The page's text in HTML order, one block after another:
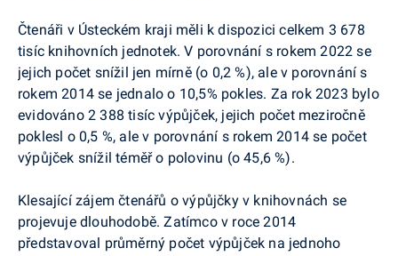
Čtenáři v Ústeckém kraji měli k dispozici celkem 3 678
tisíc knihovních jednotek. V porovnání s rokem 2022 se
jejich počet snížil jen mírně (o 0,2 %), ale v porovnání s
rokem 2014 se jednalo o 10,5% pokles. Za rok 2023 bylo
evidováno 2 388 tisíc výpůjček, jejich počet meziročně
poklesl o 0,5 %, ale v porovnání s rokem 2014 se počet
výpůjček snížil téměř o polovinu (o 45,6 %).
Klesající zájem čtenářů o výpůjčky v knihovnách se
projevuje dlouhodobě. Zatímco v roce 2014
představoval průměrný počet výpůjček na jednoho